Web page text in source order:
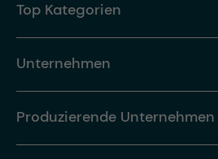
Top Kategorien
Unternehmen
Produzierende Unternehmen